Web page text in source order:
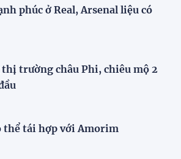
phúc ở Real, Arsenal liệu có
trường châu Phi, chiêu mộ 2
thể tái hợp với Amorim